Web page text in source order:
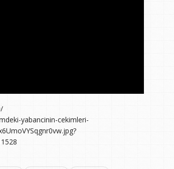
yabancinin-cekimleri-